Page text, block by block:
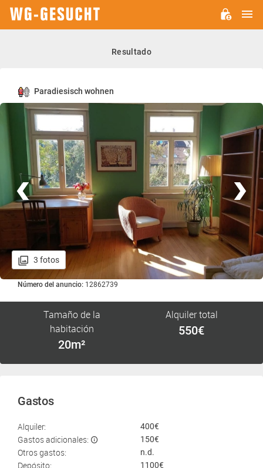
Resultado
Paradiesisch wohnen
3 fotos
Número del anuncio: 12862739
Tamaño de la
habitación
20m²
Alquiler total
550€
Gastos
Alquiler: 400€
Gastos adicionales: 150€
Otros gastos: n.d.
Depósito: 1100€